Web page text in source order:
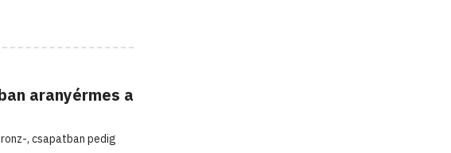
aranyérmes a
, csapatban pedig